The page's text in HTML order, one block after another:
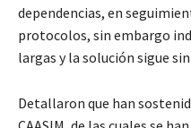
dependencias, en
protocolos, sin embargo
largas y la solución sigue
Detallaron que han